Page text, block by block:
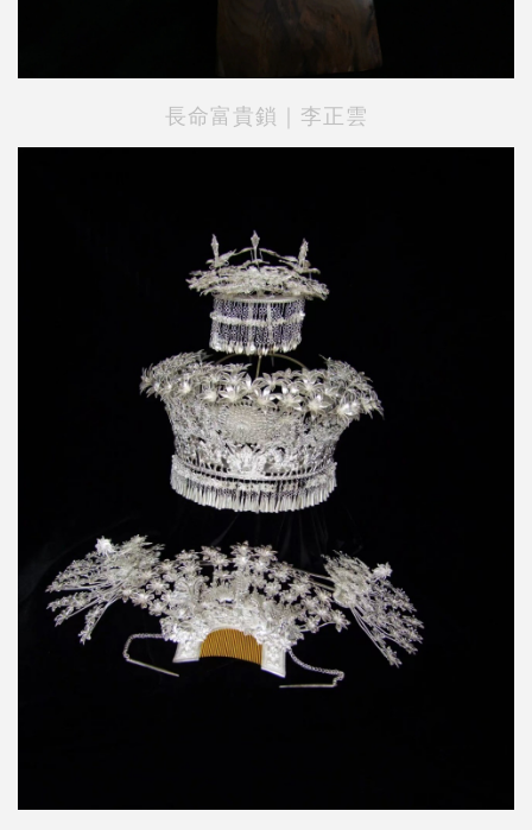
長命富貴鎖｜李正雲